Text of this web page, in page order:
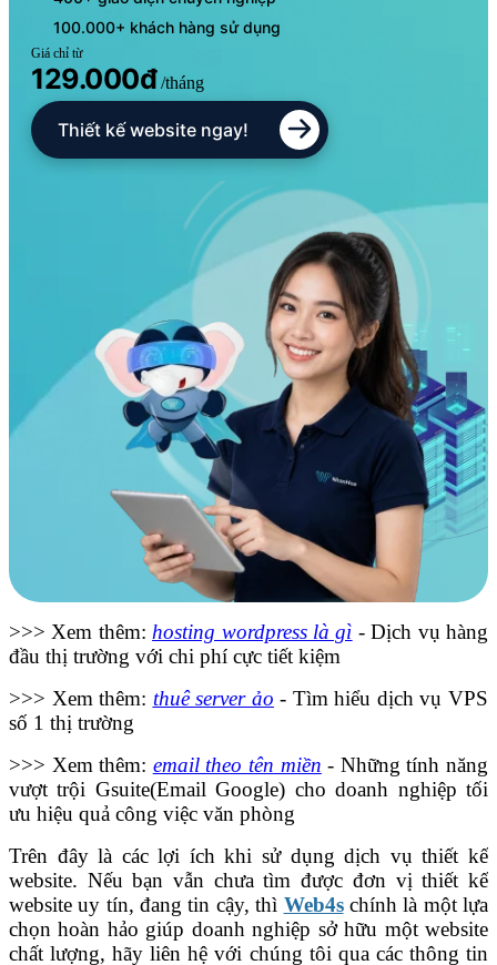
100.000+ khách hàng sử dụng
Giá chỉ từ
129.000đ /tháng
Thiết kế website ngay!
>>> Xem thêm: hosting wordpress là gì - Dịch vụ hàng
đầu thị trường với chi phí cực tiết kiệm
>>> Xem thêm: thuê server ảo - Tìm hiểu dịch vụ VPS
số 1 thị trường
>>> Xem thêm: email theo tên miền - Những tính năng
vượt trội Gsuite(Email Google) cho doanh nghiệp tối
ưu hiệu quả công việc văn phòng
Trên đây là các lợi ích khi sử dụng dịch vụ thiết kế
website. Nếu bạn vẫn chưa tìm được đơn vị thiết kế
website uy tín, đang tin cậy, thì Web4schính là một lựa
chọn hoàn hảo giúp doanh nghiệp sở hữu một website
chất lượng, hãy liên hệ với chúng tôi qua các thông tin